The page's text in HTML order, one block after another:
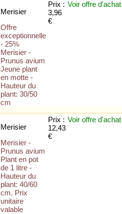
Merisier
Offre
exceptionnelle
- 25%
Merisier -
Prunus avium
Jeune plant
en motte -
Hauteur du
plant: 30/50
cm
Prix :
3,96
€
Voir offre d'achat
Merisier
Merisier -
Prunus avium
Plant en pot
de 1 litre -
Hauteur du
plant: 40/60
cm. Prix
unitaire
valable
Prix :
12,43
€
Voir offre d'achat